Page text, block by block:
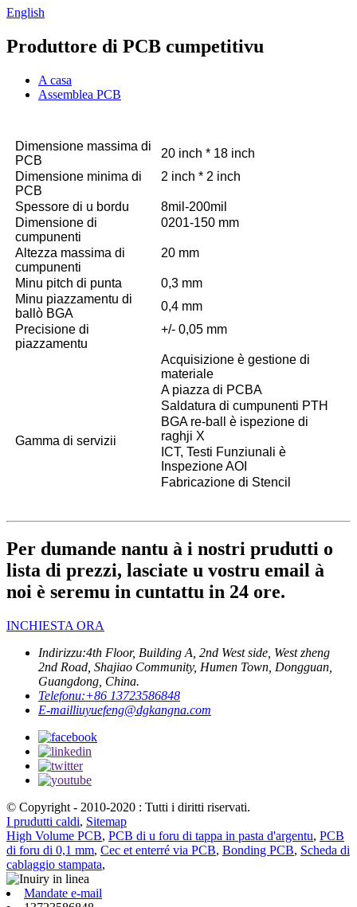
English
Produttore di PCB cumpetitivu
A casa
Assemblea PCB
Dimensione massima di
PCB
20 inch * 18 inch
Dimensione minima di
PCB
2 inch * 2 inch
Spessore di u bordu
8mil-200mil
Dimensione di
cumpunenti
0201-150 mm
Altezza massima di
cumpunenti
20 mm
Minu pitch di punta
0,3 mm
Minu piazzamentu di
ballò BGA
0,4 mm
Precisione di
piazzamentu
+/- 0,05 mm
Gamma di servizii
Acquisizione è gestione di
materiale
A piazza di PCBA
Saldatura di cumpunenti PTH
BGA re-ball è ispezione di
raghji X
ICT, Testi Funziunali è
Inspezione AOI
Fabricazione di Stencil
Per dumande nantu à i nostri prudutti o
lista di prezzi, lasciate u vostru email à
noi è seremu in cuntattu in 24 ore.
INCHIESTA ORA
Indirizzu:4th Floor, Building A, 2nd West side, West zheng
2nd Road, Shajiao Community, Humen Town, Dongguan,
Guangdong, China.
Telefonu:+86 13723586848
E-mailliuyuefeng@dgkangna.com
© Copyright - 2010-2020 : Tutti i diritti riservati.
I prudutti caldi, Sitemap
High Volume PCB, PCB di u foru di tappa in pasta d'argentu, PCB
di foru di 0,1 mm, Cec et enterré via PCB, Bonding PCB, Scheda di
cablaggio stampata,
Mandate e-mail